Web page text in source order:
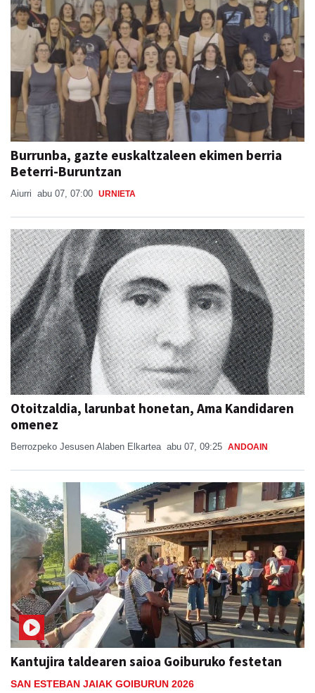
Burrunba, gazte euskaltzaleen ekimen berria
Beterri-Buruntzan
Aiurri abu 07, 07:00 URNIETA
Otoitzaldia, larunbat honetan, Ama Kandidaren
omenez
Berrozpeko Jesusen Alaben Elkartea abu 07, 09:25 ANDOAIN
Kantujira taldearen saioa Goiburuko festetan
SAN ESTEBAN JAIAK GOIBURUN 2026